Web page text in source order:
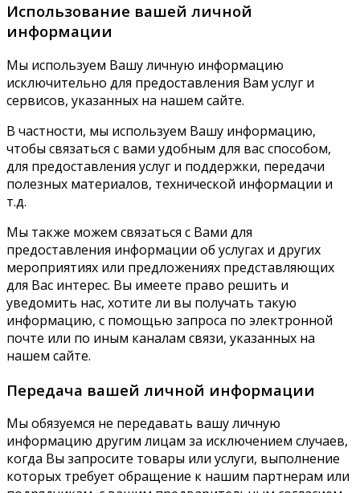
Использование вашей личной
информации
Мы используем Вашу личную информацию
исключительно для предоставления Вам услуг и
сервисов, указанных на нашем сайте.
В частности, мы используем Вашу информацию,
чтобы связаться с вами удобным для вас способом,
для предоставления услуг и поддержки, передачи
полезных материалов, технической информации и
т.д.
Мы также можем связаться с Вами для
предоставления информации об услугах и других
мероприятиях или предложениях представляющих
для Вас интерес. Вы имеете право решить и
уведомить нас, хотите ли вы получать такую
информацию, с помощью запроса по электронной
почте или по иным каналам связи, указанных на
нашем сайте.
Передача вашей личной информации
Мы обязуемся не передавать вашу личную
информацию другим лицам за исключением случаев,
когда Вы запросите товары или услуги, выполнение
которых требует обращение к нашим партнерам или